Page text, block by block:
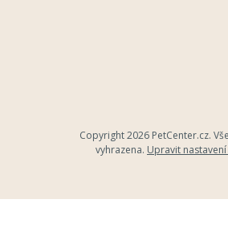
Copyright 2026 PetCenter.cz.
vyhrazena. Upravit